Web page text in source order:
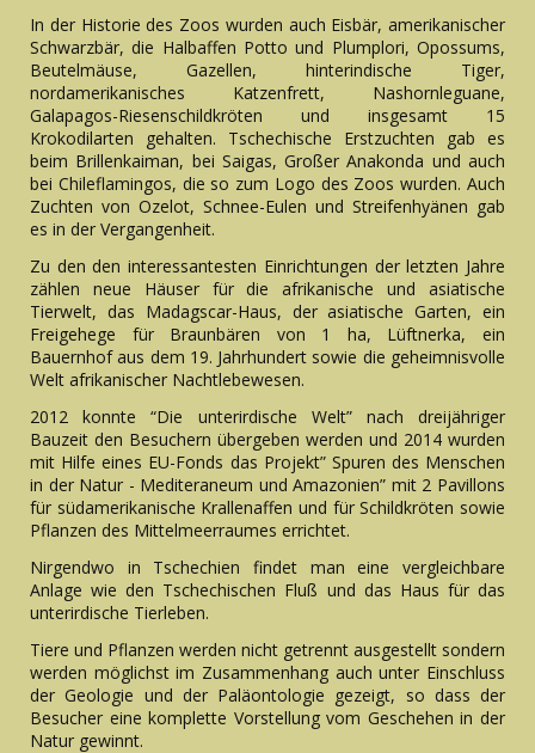
In der Historie des Zoos wurden auch Eisbär, amerikanischer
Schwarzbär, die Halbaffen Potto und Plumplori, Opossums,
Beutelmäuse, Gazellen, hinterindische Tiger,
nordamerikanisches Katzenfrett, Nashornleguane,
Galapagos-Riesenschildkröten und insgesamt 15
Krokodilarten gehalten. Tschechische Erstzuchten gab es
beim Brillenkaiman, bei Saigas, Großer Anakonda und auch
bei Chileflamingos, die so zum Logo des Zoos wurden. Auch
Zuchten von Ozelot, Schnee-Eulen und Streifenhyänen gab
es in der Vergangenheit.
Zu den den interessantesten Einrichtungen der letzten Jahre
zählen neue Häuser für die afrikanische und asiatische
Tierwelt, das Madagscar-Haus, der asiatische Garten, ein
Freigehege für Braunbären von 1 ha, Lüftnerka, ein
Bauernhof aus dem 19. Jahrhundert sowie die geheimnisvolle
Welt afrikanischer Nachtlebewesen.
2012 konnte “Die unterirdische Welt” nach dreijähriger
Bauzeit den Besuchern übergeben werden und 2014 wurden
mit Hilfe eines EU-Fonds das Projekt” Spuren des Menschen
in der Natur - Mediteraneum und Amazonien” mit 2 Pavillons
für südamerikanische Krallenaffen und für Schildkröten sowie
Pflanzen des Mittelmeerraumes errichtet.
Nirgendwo in Tschechien findet man eine vergleichbare
Anlage wie den Tschechischen Fluß und das Haus für das
unterirdische Tierleben.
Tiere und Pflanzen werden nicht getrennt ausgestellt sondern
werden möglichst im Zusammenhang auch unter Einschluss
der Geologie und der Paläontologie gezeigt, so dass der
Besucher eine komplette Vorstellung vom Geschehen in der
Natur gewinnt.